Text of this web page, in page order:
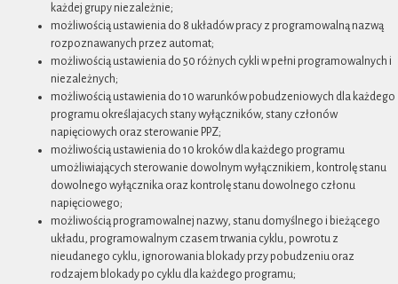
każdej grupy niezależnie;
możliwością ustawienia do 8 układów pracy z programowalną nazwą
rozpoznawanych przez automat;
możliwością ustawienia do 50 różnych cykli w pełni programowalnych i
niezależnych;
możliwością ustawienia do 10 warunków pobudzeniowych dla każdego
programu określajacych stany wyłączników, stany członów
napięciowych oraz sterowanie PPZ;
możliwością ustawienia do 10 kroków dla każdego programu
umożliwiających sterowanie dowolnym wyłącznikiem, kontrolę stanu
dowolnego wyłącznika oraz kontrolę stanu dowolnego członu
napięciowego;
możliwością programowalnej nazwy, stanu domyślnego i bieżącego
układu, programowalnym czasem trwania cyklu, powrotu z
nieudanego cyklu, ignorowania blokady przy pobudzeniu oraz
rodzajem blokady po cyklu dla każdego programu;